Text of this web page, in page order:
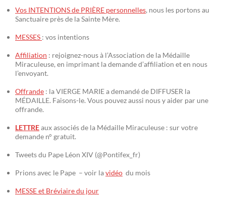
Vos INTENTIONS de PRIÈRE personnelles, nous les portons au
Sanctuaire près de la Sainte Mère.
MESSES : vos intentions
Affiliation : rejoignez-nous à l’Association de la Médaille
Miraculeuse, en imprimant la demande d’affiliation et en nous
l’envoyant.
Offrande : la VIERGE MARIE a demandé de DIFFUSER la
MÉDAILLE. Faisons-le. Vous pouvez aussi nous y aider par une
offrande.
LETTREaux associés de la Médaille Miraculeuse : sur votre
demande n° gratuit.
Tweets du Pape Léon XIV (@Pontifex_fr)
Prions avec le Pape – voir lavidéo du mois
MESSE et Bréviaire du jour